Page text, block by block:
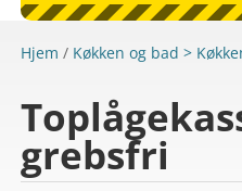
Hjem / Køkken og bad >
grebsfri